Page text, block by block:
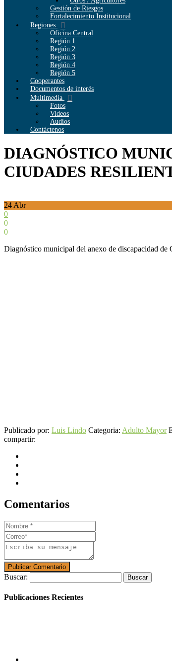
Gestión de Riesgos
Fortalecimiento Institucional
Regiones
Oficina Central
Región 1
Región 2
Región 3
Región 4
Región 5
Cooperantes
Documentos de interés
Multimedia
Fotos
Videos
Audios
Contáctenos
DIAGNÓSTICO
CIUDADES
24 Abr
0
0
0
Diagnóstico municipal del anexo de discapacidad
Publicado por: Luis Lindo Categoria: Adulto Mayor
compartir:
Comentarios
Buscar:
Publicaciones Recientes